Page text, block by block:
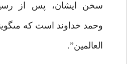
سخن ايشان، پس از
وحمد خداوند است كه
العالمين”.